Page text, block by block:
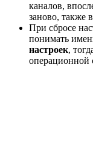
каналов,
заново, также
При сбросе
понимать
настроек,
операционной